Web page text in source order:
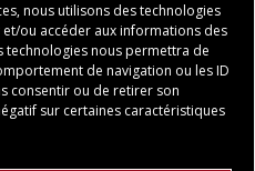
nous utilisons des technologies
ou accéder aux informations des
technologies nous permettra de
de navigation ou les ID
consentir ou de retirer son
sur certaines caractéristiques
FAMILLE DES RIGOLOS
18,00 €